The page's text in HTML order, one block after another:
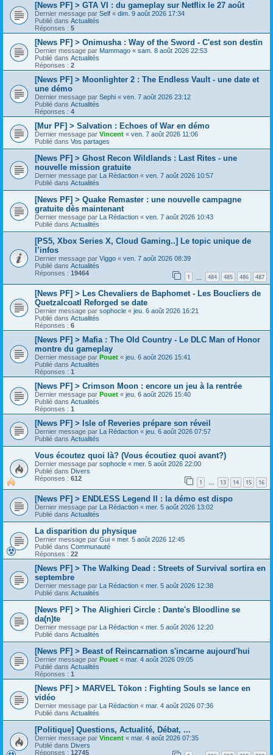
[News PF] > GTA VI : du gameplay sur Netflix le 27 août
Dernier message par Self « dim. 9 août 2026 17:34
Publié dans Actualités
Réponses : 5
[News PF] > Onimusha : Way of the Sword - C'est son destin
Dernier message par Mammago « sam. 8 août 2026 22:53
Publié dans Actualités
Réponses : 2
[News PF] > Moonlighter 2 : The Endless Vault - une date et
une démo
Dernier message par Sephi « ven. 7 août 2026 23:12
Publié dans Actualités
Réponses : 4
[Mur PF] > Salvation : Echoes of War en démo
Dernier message par Vincent « ven. 7 août 2026 11:06
Publié dans Vos partages
[News PF] > Ghost Recon Wildlands : Last Rites - une
nouvelle mission gratuite
Dernier message par La Rédaction « ven. 7 août 2026 10:57
Publié dans Actualités
[News PF] > Quake Remaster : une nouvelle campagne
gratuite dès maintenant
Dernier message par La Rédaction « ven. 7 août 2026 10:43
Publié dans Actualités
[PS5, Xbox Series X, Cloud Gaming..] Le topic unique de
l’infos
Dernier message par Viggo « ven. 7 août 2026 08:39
Publié dans Actualités
Réponses : 19464 1 484 485 486 487
[News PF] > Les Chevaliers de Baphomet - Les Boucliers de
Quetzalcoatl Reforged se date
Dernier message par sophocle « jeu. 6 août 2026 16:21
Publié dans Actualités
Réponses : 6
[News PF] > Mafia : The Old Country - Le DLC Man of Honor
montre du gameplay
Dernier message par Pouet « jeu. 6 août 2026 15:41
Publié dans Actualités
Réponses : 1
[News PF] > Crimson Moon : encore un jeu à la rentrée
Dernier message par Pouet « jeu. 6 août 2026 15:40
Publié dans Actualités
Réponses : 1
[News PF] > Isle of Reveries prépare son réveil
Dernier message par La Rédaction « jeu. 6 août 2026 07:57
Publié dans Actualités
Vous écoutez quoi là? (Vous écoutiez quoi avant?)
Dernier message par sophocle « mer. 5 août 2026 22:00
Publié dans Divers
Réponses : 612 1 … 13 14 15 16
[News PF] > ENDLESS Legend II : la démo est dispo
Dernier message par La Rédaction « mer. 5 août 2026 13:02
Publié dans Actualités
La disparition du physique
Dernier message par Gui « mer. 5 août 2026 12:45
Publié dans Communauté
Réponses : 22
[News PF] > The Walking Dead : Streets of Survival sortira en
septembre
Dernier message par La Rédaction « mer. 5 août 2026 12:38
Publié dans Actualités
[News PF] > The Alighieri Circle : Dante's Bloodline se
da(n)te
Dernier message par La Rédaction « mer. 5 août 2026 12:20
Publié dans Actualités
[News PF] > Beast of Reincarnation s'incarne aujourd'hui
Dernier message par Pouet « mar. 4 août 2026 09:05
Publié dans Actualités
Réponses : 1
[News PF] > MARVEL Tōkon : Fighting Souls se lance en
vidéo
Dernier message par La Rédaction « mar. 4 août 2026 07:36
Publié dans Actualités
[Politique] Questions, Actualité, Débat, ...
Dernier message par Vincent « mar. 4 août 2026 07:35
Publié dans Divers
Réponses : 12745